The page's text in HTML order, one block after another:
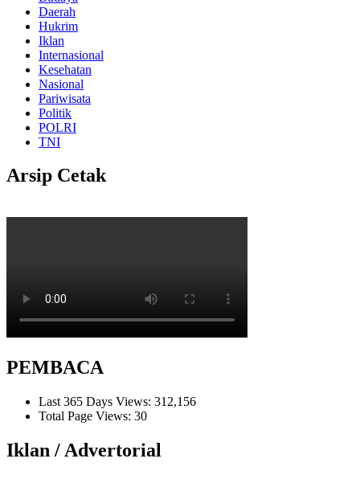
Daerah
Hukrim
Iklan
Internasional
Kesehatan
Nasional
Pariwisata
Politik
POLRI
TNI
Arsip Cetak
PEMBACA
Last 365 Days Views: 312,156
Total Page Views: 30
Iklan / Advertorial